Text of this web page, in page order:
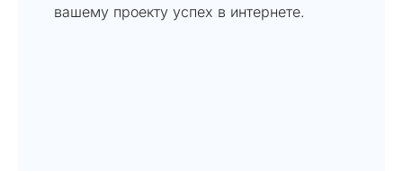
вашему проекту успех в интернете.